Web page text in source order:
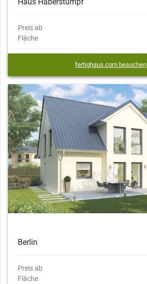
Preis ab
Fläche
fertighaus.com besuchen
Berlin
Preis ab
Fläche